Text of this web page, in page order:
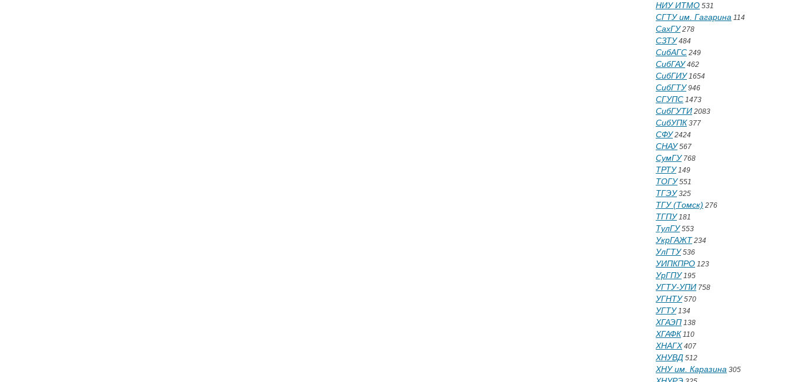
НИУ ИТМО 531
СГТУ им. Гагарина 114
СахГУ278
СЗТУ484
СибАГС 249
СибГАУ462
СибГИУ1654
СибГТУ946
СГУПС 1473
СибГУТИ 2083
СибУПК 377
СФУ2424
СНАУ567
СумГУ768
ТРТУ149
ТОГУ551
ТГЭУ325
ТГУ (Томск) 276
ТГПУ181
ТулГУ553
УкрГАЖТ 234
УлГТУ536
УИПКПРО 123
УрГПУ195
УГТУ-УПИ 758
УГНТУ570
УГТУ134
ХГАЭП 138
ХГАФК 110
ХНАГХ 407
ХНУВД 512
ХНУ им. Каразина 305